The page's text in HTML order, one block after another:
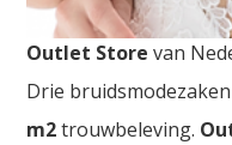
Bruidsmodezaken
Outlet Store van
Drie
m2trouwbeleving.